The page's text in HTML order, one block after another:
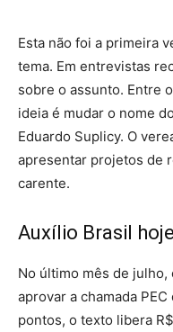
Esta não foi a primeira
tema. Em entrevistas
sobre o assunto. Entre
ideia é mudar o nome
Eduardo Suplicy. O
apresentar projetos de
carente.
Auxílio Brasil hoje
No último mês de
aprovar a chamada
pontos, o texto libera